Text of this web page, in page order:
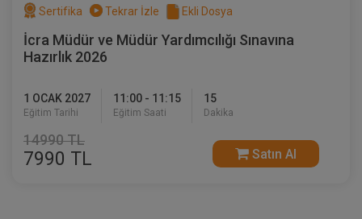
Sertifika Tekrar İzle Ekli Dosya
İcra Müdür ve Müdür Yardımcılığı Sınavına
Hazırlık 2026
1 OCAK 2027
Eğitim Tarihi
11:00 - 11:15
Eğitim Saati
15
Dakika
14990 TL
7990 TL Satın Al